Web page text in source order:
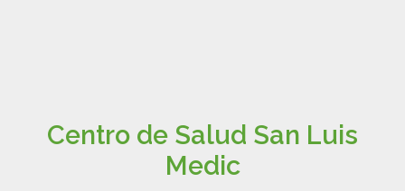
Centro de Salud San Luis
Medic